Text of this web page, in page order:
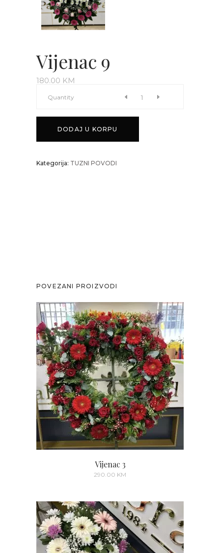
Vijenac 9
180.00 KM
Vijenac
Quantity
DODAJ U KORPU
Kategorija: TUZNI POVODI
POVEZANI PROIZVODI
Vijenac 3
290.00 KM